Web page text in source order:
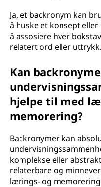
Ja, et backronym kan
å huske et konsept
å assosiere hver
relatert ord eller uttrykk.
Kan
hjelpe til med
memorering?
Backronymer kan
komplekse eller
relaterbare og
lærings- og